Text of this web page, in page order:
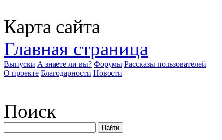
Карта сайта
Главная страница
Выпуски А знаете ли вы? Форумы Рассказы пользователей
О проекте Благодарности Новости
Поиск
Найти